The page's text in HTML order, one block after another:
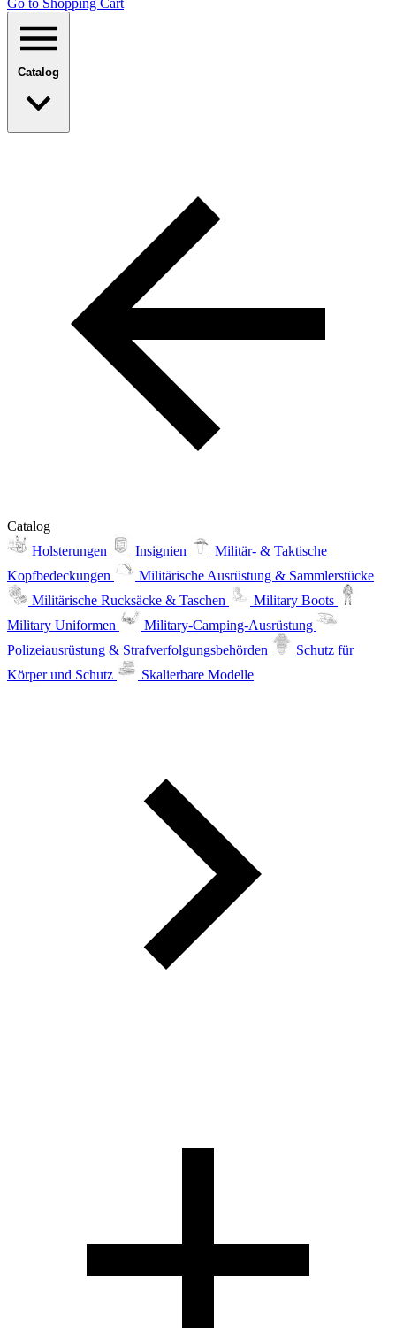
Go to Shopping Сart
Catalog
Catalog
Holsterungen
Insignien
Militär- & Taktische
Kopfbedeckungen
Militärische Ausrüstung & Sammlerstücke
Militärische Rucksäcke & Taschen
Military Boots
Military Uniformen
Military-Camping-Ausrüstung
Polizeiausrüstung & Strafverfolgungsbehörden
Schutz für
Körper und Schutz
Skalierbare Modelle